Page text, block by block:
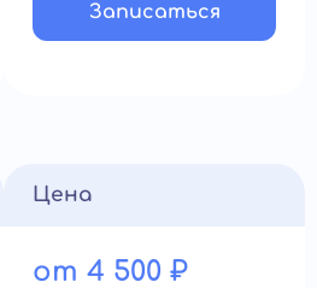
Записатьcя
Цена
от 4 500 ₽